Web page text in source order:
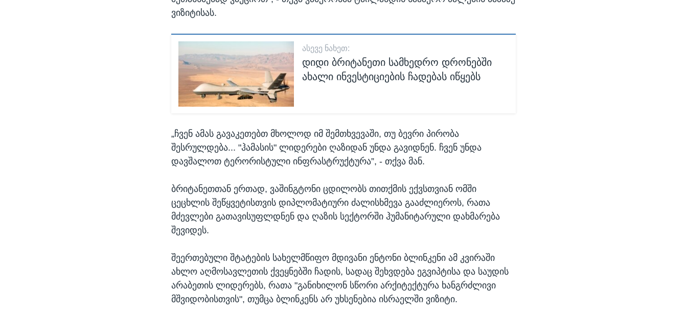
ვიზიტისას.
ᲐᲡᲔᲕᲔ ᲜᲐᲮᲔᲗ:
დიდი ბრიტანეთი სამხედრო დრონებში
ახალი ინვესტიციების ჩადებას იწყებს
„ჩვენ ამას გავაკეთებთ მხოლოდ იმ შემთხვევაში, თუ ბევრი პირობა
შესრულდება... "ჰამასის" ლიდერები ღაზიდან უნდა გავიდნენ. ჩვენ უნდა
დავშალოთ ტერორისტული ინფრასტრუქტურა”, - თქვა მან.
ბრიტანეთთან ერთად, ვაშინგტონი ცდილობს თითქმის ექვსთვიან ომში
ცეცხლის შეწყვეტისთვის დიპლომატიური ძალისხმევა გააძლიეროს, რათა
მძევლები გათავისუფლდნენ და ღაზის სექტორში ჰუმანიტარული დახმარება
შევიდეს.
შეერთებული შტატების სახელმწიფო მდივანი ენტონი ბლინკენი ამ კვირაში
ახლო აღმოსავლეთის ქვეყნებში ჩადის, სადაც შეხვდება ეგვიპტისა და საუდის
არაბეთის ლიდერებს, რათა "განიხილონ სწორი არქიტექტურა ხანგრძლივი
მშვიდობისთვის", თუმცა ბლინკენს არ უხსენებია ისრაელში ვიზიტი.